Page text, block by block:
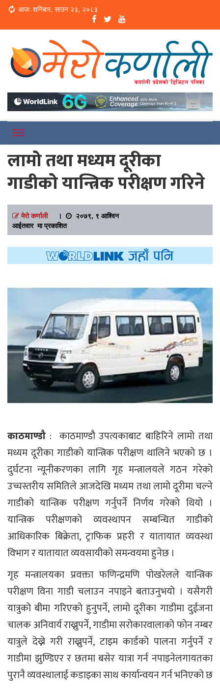
Loading...
आजः शनिबार, साउन २३, २०८३
Merokarnali
लामो तथा मध्यम दूरीका
गाडीको यान्त्रिक परीक्षण गरिने
मेरो कर्णाली।
२०७९, ९ आश्विन
आईतवार मा प्रकाशित
काठमाण्डौ : काठमाण्डौ उपत्यकाबाट बाहिरिने लामो तथा
मध्यम दूरीका गाडीको यान्त्रिक परीक्षण थालिने भएको छ ।
दुर्घटना न्यूनीकरणका लागि गृह मन्त्रालयले गठन गरेको
उच्चस्तरीय समितिले आजदेखि मध्यम तथा लामो दूरीमा चल्ने
गाडीको यान्त्रिक परीक्षण गर्नुपर्ने निर्णय गरेको थियो ।
यान्त्रिक परीक्षणको व्यवस्थापन सम्बन्धित गाडीको
आधिकारिक बिक्रेता, ट्राफिक प्रहरी र यातायात व्यवस्था
विभाग र यातायात व्यवसायीको समन्वयमा हुनेछ ।
गृह मन्त्रालयका प्रवक्ता फणिन्द्रमणि पोखरेलले यान्त्रिक
परीक्षण विना गाडी चलाउन नपाइने बताउनुभयो । यसैगरी
यात्रुको बीमा गरिएको हुनुपर्ने, लामो दूरीका गाडीमा दुईजना
चालक अनिवार्य राख्नुपर्ने, गाडीमा सरोकारवालाको फोन नम्बर
यात्रुले देख्ने गरी राख्नुपर्ने, टाइम कार्डको पालना गर्नुपर्ने र
गाडीमा झुण्डिएर र छतमा बसेर यात्रा गर्न नपाइनेलगायतका
पुरानै व्यवस्थालाई कडाइका साथ कार्यान्वयन गर्न भनिएको छ